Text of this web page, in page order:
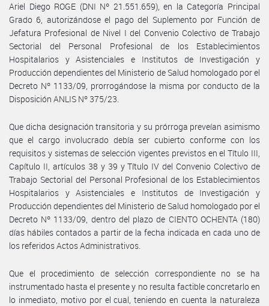
Ariel Diego ROGE (DNI Nº 21.551.659), en la Categoría Principal
Grado 6, autorizándose el pago del Suplemento por Función de
Jefatura Profesional de Nivel I del Convenio Colectivo de Trabajo
Sectorial del Personal Profesional de los Establecimientos
Hospitalarios y Asistenciales e Institutos de Investigación y
Producción dependientes del Ministerio de Salud homologado por el
Decreto Nº 1133/09, prorrogándose la misma por conducto de la
Disposición ANLIS Nº 375/23.
Que dicha designación transitoria y su prórroga preveían asimismo
que el cargo involucrado debía ser cubierto conforme con los
requisitos y sistemas de selección vigentes previstos en el Título III,
Capítulo II, artículos 38 y 39 y Título IV del Convenio Colectivo de
Trabajo Sectorial del Personal Profesional de los Establecimientos
Hospitalarios y Asistenciales e Institutos de Investigación y
Producción dependientes del Ministerio de Salud homologado por el
Decreto Nº 1133/09, dentro del plazo de CIENTO OCHENTA (180)
días hábiles contados a partir de la fecha indicada en cada uno de
los referidos Actos Administrativos.
Que el procedimiento de selección correspondiente no se ha
instrumentado hasta el presente y no resulta factible concretarlo en
lo inmediato, motivo por el cual, teniendo en cuenta la naturaleza